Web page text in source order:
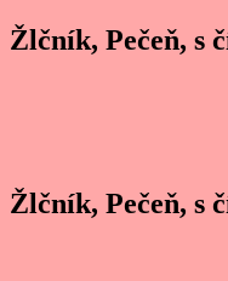
Žlčník, Pečeň, s
Žlčník, Pečeň, s